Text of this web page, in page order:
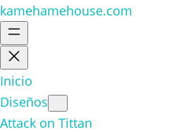
kamehamehouse.com
Inicio
Diseños
Attack on Tittan